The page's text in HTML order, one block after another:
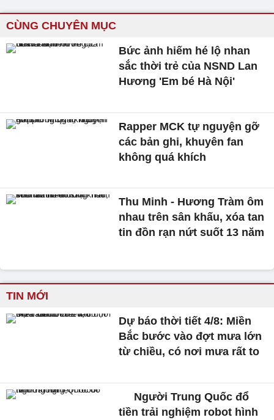
CÙNG CHUYÊN MỤC
Bức ảnh hiếm hé lộ nhan
sắc thời trẻ của NSND Lan
Hương 'Em bé Hà Nội'
Rapper MCK tự nguyện gỡ
các bản ghi, khuyên fan
không quá khích
Thu Minh - Hương Tràm ôm
nhau trên sân khấu, xóa tan
tin đồn rạn nứt suốt 13 năm
TIN MỚI
Dự báo thời tiết 4/8: Miền
Bắc bước vào đợt mưa lớn
từ chiều, có nơi mưa rất to
Người Trung Quốc đổ
tiền trải nghiệm robot hình